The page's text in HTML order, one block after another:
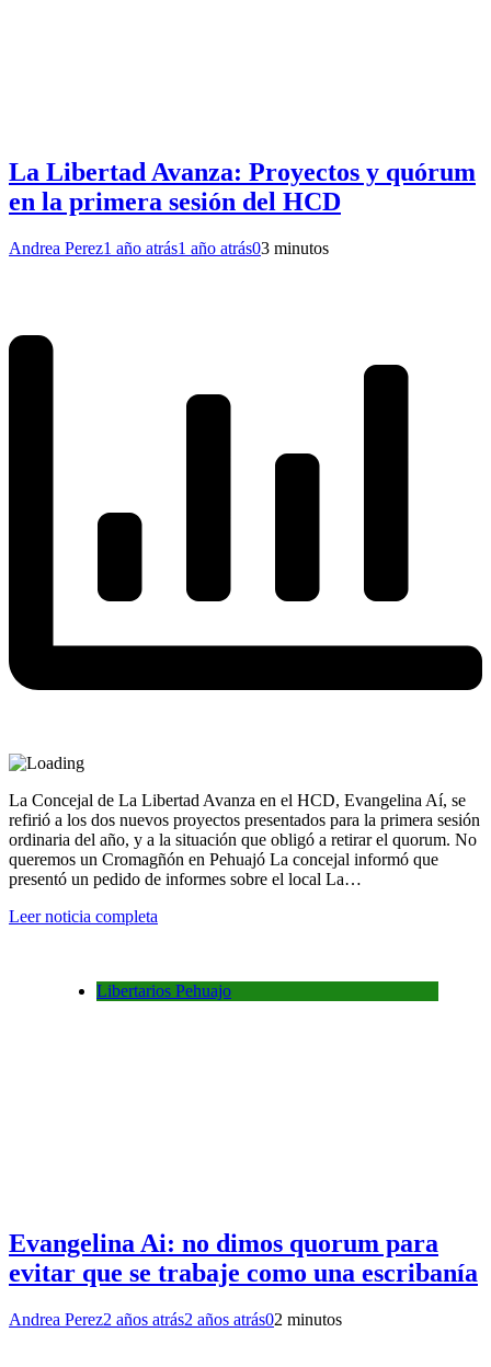
La Libertad Avanza: Proyectos y quórum
en la primera sesión del HCD
Andrea Perez1 año atrás1 año atrás03 minutos
La Concejal de La Libertad Avanza en el HCD, Evangelina Aí, se
refirió a los dos nuevos proyectos presentados para la primera sesión
ordinaria del año, y a la situación que obligó a retirar el quorum. No
queremos un Cromagñón en Pehuajó La concejal informó que
presentó un pedido de informes sobre el local La…
Leer noticia completa
Libertarios Pehuajo
Evangelina Ai: no dimos quorum para
evitar que se trabaje como una escribanía
Andrea Perez2 años atrás2 años atrás02 minutos